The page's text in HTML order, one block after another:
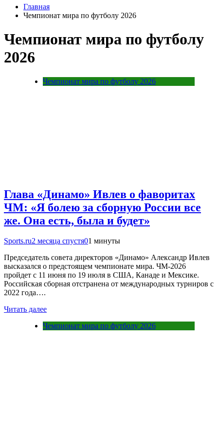
Главная
Чемпионат мира по футболу 2026
Чемпионат мира по футболу
2026
Чемпионат мира по футболу 2026
Глава «Динамо» Ивлев о фаворитах
ЧМ: «Я болею за сборную России все
же. Она есть, была и будет»
Sports.ru2 месяца спустя01 минуты
Председатель совета директоров «Динамо» Александр Ивлев
высказался о предстоящем чемпионате мира. ЧМ-2026
пройдет с 11 июня по 19 июля в США, Канаде и Мексике.
Российская сборная отстранена от международных турниров с
2022 года….
Читать далее
Чемпионат мира по футболу 2026